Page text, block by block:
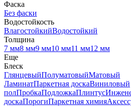
Фаска
Без фаски
Водостойкость
ВлагостойкийВодостойкий
Толщина
7 мм8 мм9 мм10 мм11 мм12 мм
Еще
Блеск
ГлянцевыйПолуматовыйМатовый
ЛаминатПаркетная доскаВиниловый
полПробкаПодложкаПлинтус
доскаПорогиПаркетная химия